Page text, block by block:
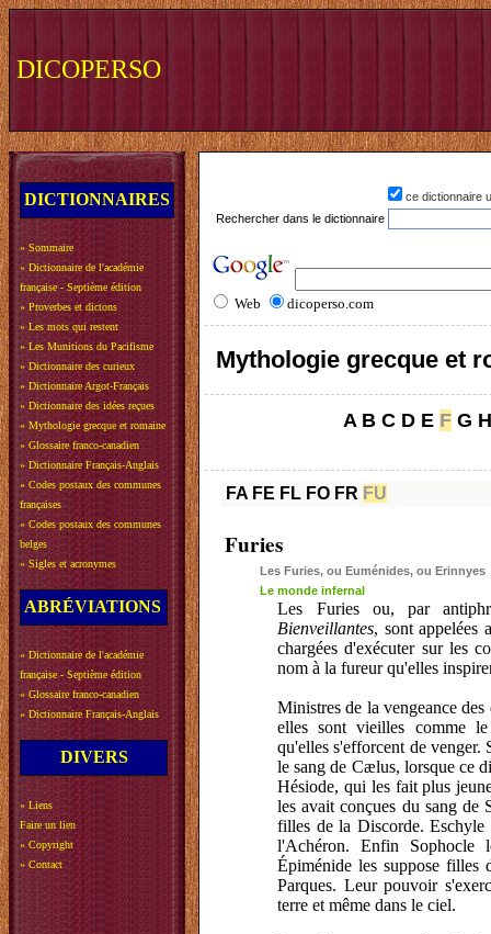
DICOPERSO
DICTIONNAIRES
» Sommaire
» Dictionnaire de l'académie
française - Septième édition
» Proverbes et dictons
» Les mots qui restent
» Les Munitions du Pacifisme
» Dictionnaire des curieux
» Dictionnaire Argot-Français
» Dictionnaire des idées reçues
» Mythologie grecque et romaine
» Glossaire franco-canadien
» Dictionnaire Français-Anglais
» Codes postaux des communes
françaises
» Codes postaux des communes
belges
» Sigles et acronymes
ABRÉVIATIONS
» Dictionnaire de l'académie
française - Septième édition
» Glossaire franco-canadien
» Dictionnaire Français-Anglais
DIVERS
» Liens
Faire un lien
» Copyright
» Contact
ce dictionnaire
Rechercher dans le dictionnaire
Web dicoperso.com
Mythologie grecque et
A B C D E F G H
FA FE FL FO FR FU
Furies
Les Furies, ou Euménides, ou Erinnyes
Le monde infernal
Les Furies ou, par
Bienveillantes, sont appelées
chargées d'exécuter sur les
nom à la fureur qu'elles
Ministres de la vengeance
elles sont vieilles comme le
qu'elles s'efforcent de venger.
le sang de Cælus, lorsque ce
Hésiode, qui les fait plus
les avait conçues du sang de
filles de la Discorde. Eschyle
l'Achéron. Enfin Sophocle
Épiménide les suppose filles
Parques. Leur pouvoir
terre et même dans le ciel.